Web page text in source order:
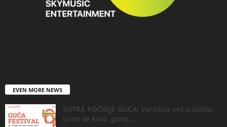
EVEN MORE NEWS
SUTRA POČINJE GUČA! Varošica već u ludilu:
Lomi se kolo, grme...